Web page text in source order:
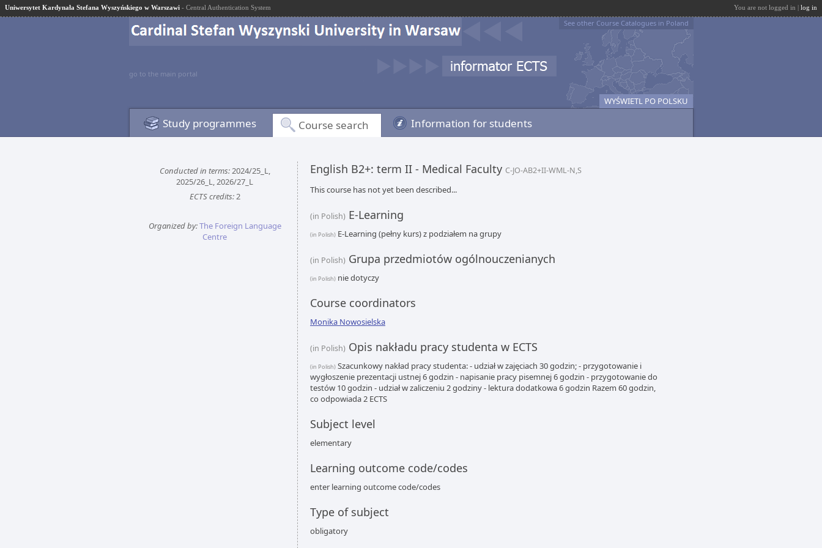
Uniwersytet Kardynała Stefana Wyszyńskiego w Warszawi - Central Authentication System You are not logged in | log in
go to the main portal
See other Course Catalogues in Poland
WYŚWIETL PO POLSKU
Study programmes Course search Information for students
Conducted in terms:2024/25_L,
2025/26_L, 2026/27_L
ECTS credits:2
Organized by:The Foreign Language
Centre
English B2+: term II - Medical Faculty C-JO-AB2+II-WML-N,S
This course has not yet been described...
(in Polish) E-Learning
(in Polish) E-Learning (pełny kurs) z podziałem na grupy
(in Polish) Grupa przedmiotów ogólnouczenianych
(in Polish) nie dotyczy
Course coordinators
Monika Nowosielska
(in Polish) Opis nakładu pracy studenta w ECTS
(in Polish) Szacunkowy nakład pracy studenta: - udział w zajęciach 30 godzin; - przygotowanie i
wygłoszenie prezentacji ustnej 6 godzin - napisanie pracy pisemnej 6 godzin - przygotowanie do
testów 10 godzin - udział w zaliczeniu 2 godziny - lektura dodatkowa 6 godzin Razem 60 godzin,
co odpowiada 2 ECTS
Subject level
elementary
Learning outcome code/codes
enter learning outcome code/codes
Type of subject
obligatory